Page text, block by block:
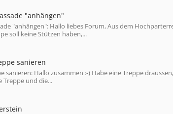
"anhängen"
"anhängen": Hallo liebes Forum, Aus dem
soll keine Stützen haben,...
sanieren
sanieren: Hallo zusammen :-) Habe eine Treppe
Treppe und die...